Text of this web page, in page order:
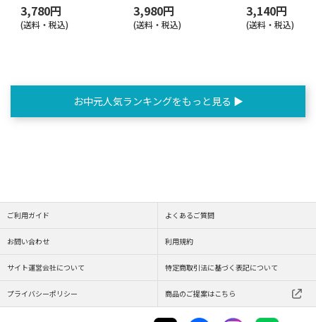
3,780円
(送料・税込)
3,980円
(送料・税込)
3,140円
(送料・税込)
お中元人気ランキングをもっと見る ▶
ご利用ガイド よくあるご質問
お問い合わせ 利用規約
サイト運営会社について 特定商取引法に基づく表記について
プライバシーポリシー 商品のご提案はこちら